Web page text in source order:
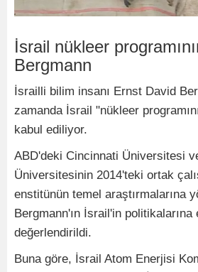
İsrail nükleer
Bergmann
İsrailli bilim insanı Ernst David
zamanda İsrail "nükleer
kabul ediliyor.
ABD'deki Cincinnati Üniversitesi
Üniversitesinin 2014'teki ortak
enstitünün temel araştırmalarına
Bergmann'ın İsrail'in politikalarına
değerlendirildi.
Buna göre, İsrail Atom Enerjisi